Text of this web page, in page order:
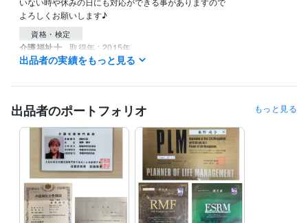
よろしくお願いします♪
資格・検定
介護福祉士 取得年 : 2015年
介護支援専門員 取得年 : 2006年
出品者の実績をもっと見る
出品者のポートフォリオ もっと見る